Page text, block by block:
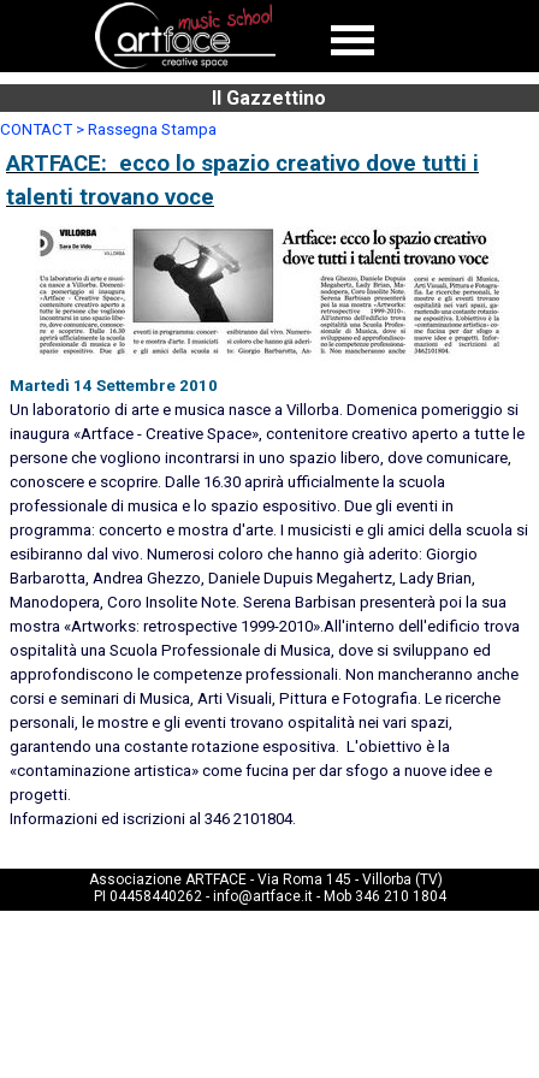
Il Gazzettino
CONTACT > Rassegna Stampa
ARTFACE: ecco lo spazio creativo dove tutti i
talenti trovano voce
Martedì 14 Settembre 2010
Un laboratorio di arte e musica nasce a Villorba. Domenica pomeriggio si
inaugura «Artface - Creative Space», contenitore creativo aperto a tutte le
persone che vogliono incontrarsi in uno spazio libero, dove comunicare,
conoscere e scoprire. Dalle 16.30 aprirà ufficialmente la scuola
professionale di musica e lo spazio espositivo. Due gli eventi in
programma: concerto e mostra d'arte. I musicisti e gli amici della scuola si
esibiranno dal vivo. Numerosi coloro che hanno già aderito: Giorgio
Barbarotta, Andrea Ghezzo, Daniele Dupuis Megahertz, Lady Brian,
Manodopera, Coro Insolite Note. Serena Barbisan presenterà poi la sua
mostra «Artworks: retrospective 1999-2010».All'interno dell'edificio trova
ospitalità una Scuola Professionale di Musica, dove si sviluppano ed
approfondiscono le competenze professionali. Non mancheranno anche
corsi e seminari di Musica, Arti Visuali, Pittura e Fotografia. Le ricerche
personali, le mostre e gli eventi trovano ospitalità nei vari spazi,
garantendo una costante rotazione espositiva. L'obiettivo è la
«contaminazione artistica» come fucina per dar sfogo a nuove idee e
progetti.
Informazioni ed iscrizioni al 346 2101804.
Associazione ARTFACE - Via Roma 145 - Villorba (TV)
PI 04458440262 - info@artface.it - Mob 346 210 1804